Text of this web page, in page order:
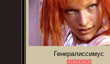
Генералиссимус